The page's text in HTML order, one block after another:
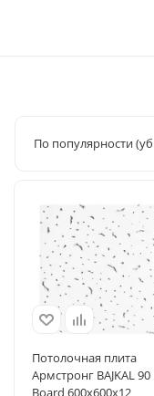
По популярности
Потолочная плита
Армстронг BAJKAL 90
Board 600x600x12